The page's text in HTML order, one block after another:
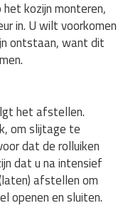
kozijn monteren,
in. U wilt voorkomen
ontstaan, want dit
het afstellen.
om slijtage te
dat de rolluiken
dat u na intensief
afstellen om
openen en sluiten.